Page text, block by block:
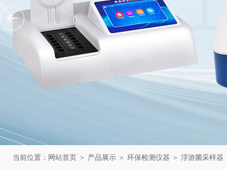
当前位置： 网站首页 ＞ 产品展示 ＞ 环保检测仪器 ＞ 浮游菌采样器